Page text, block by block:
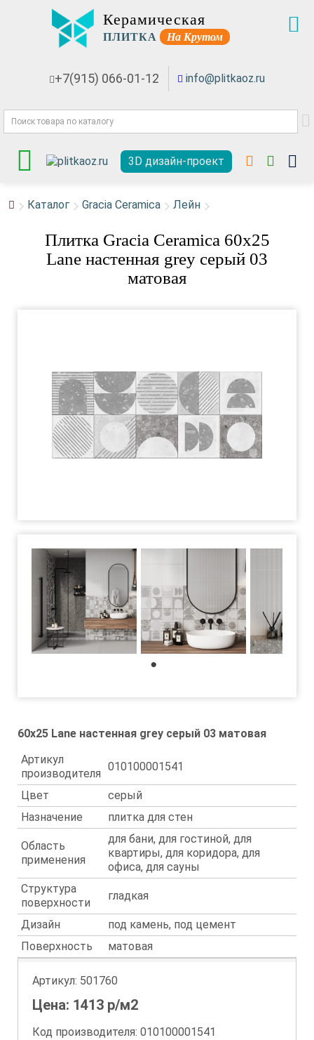
Керамическая
ПЛИТКА На Крутом
+7(915) 066-01-12 info@plitkaoz.ru
3D дизайн-проект
Каталог Gracia Ceramica Лейн
Плитка Gracia Ceramica 60x25
Lane настенная grey серый 03
матовая
60x25 Lane настенная grey серый 03 матовая
Артикул
производителя
010100001541
Цвет
серый
Назначение
плитка для стен
Область
применения
для бани, для гостиной, для
квартиры, для коридора, для
офиса, для сауны
Структура
поверхности
гладкая
Дизайн
под камень, под цемент
Поверхность
матовая
Артикул: 501760
Цена: 1413 р/м2
Код производителя: 010100001541